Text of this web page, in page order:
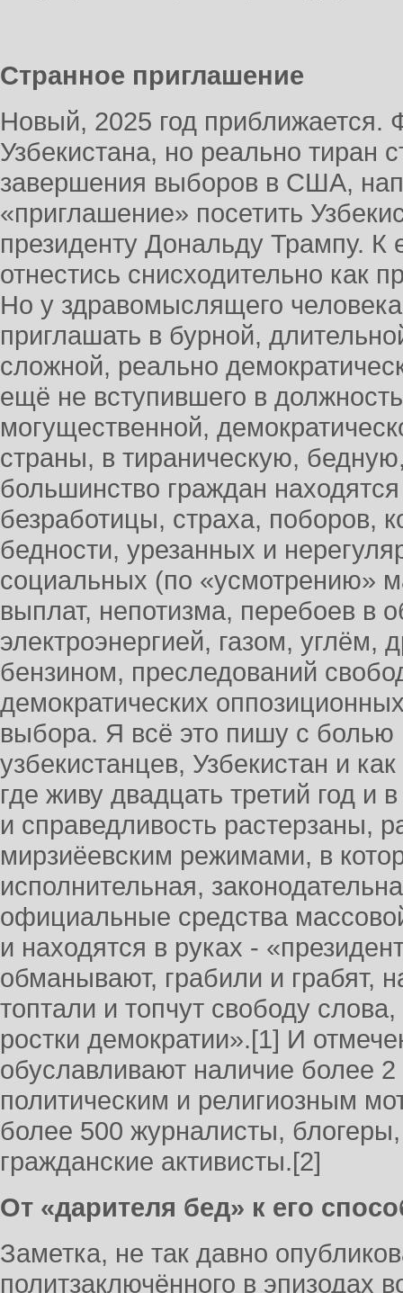
Странное приглашение
Новый, 2025 год приближается.
Узбекистана, но реально
завершения выборов в США,
«приглашение» посетить
президенту Дональду Трампу. К
отнестись снисходительно как
Но у здравомыслящего
приглашать в бурной,
сложной, реально
ещё не вступившего в
могущественной,
страны, в тираническую,
большинство граждан
безработицы, страха, поборов,
бедности, урезанных и
социальных (по «усмотрению»
выплат, непотизма, перебоев в
электроэнергией, газом, углём,
бензином, преследований
демократических
выбора. Я всё это пишу с болью
узбекистанцев, Узбекистан и
где живу двадцать третий год и
и справедливость растерзаны,
мирзиёевским режимами, в
исполнительная,
официальные средства
и находятся в руках -
обманывают, грабили и грабят,
топтали и топчут свободу
ростки демократии».[1] И
обуславливают наличие более
политическим и религиозным
более 500 журналисты,
гражданские активисты.[2]
От «дарителя бед» к его
Заметка, не так давно
политзаключённого в эпизодах